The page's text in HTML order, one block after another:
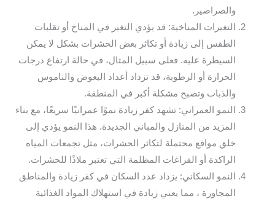
والصراصير.
التغيرات المناخية: قد يؤدي التغير في المناخ أو تقلبات
الطقس إلى زيادة أو تكاثر بعض الحشرات بشكل لا يمكن
السيطرة عليه. فعلى سبيل المثال، في حالة ارتفاع درجات
الحرارة أو الرطوبة، قد تزداد أعداد البعوض والناموس
والذباب وتصبح مشكلة أكبر في المنطقة.
النمو العمراني: تشهد كفر زيادة نموًا عمرانيًا سريعًا، مع بناء
المزيد من المنازل والمباني الجديدة. هذا النمو يؤدي إلى
خلق مواقع محتملة لتكاثر الحشرات، مثل تجمعات المياه
الراكدة أو الفراغات المظلمة التي تعتبر ملاذًا للحشرات.
النمو السكاني: يزداد عدد السكان في كفر زيادة والمناطق
المجاورة ، مما يعني زيادة في استهلاك المواد الغذائية